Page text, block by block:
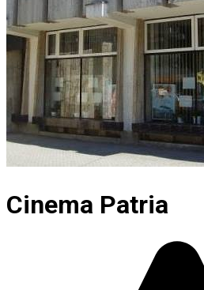
Cinema Patria